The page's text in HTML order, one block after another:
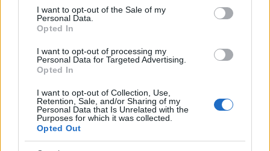
consent section.
I want to opt-out of the Sale of my
Personal Data.
Opted In
I want to opt-out of processing my
Personal Data for Targeted Advertising.
Opted In
I want to opt-out of Collection, Use,
Retention, Sale, and/or Sharing of my
Personal Data that Is Unrelated with the
Purposes for which it was collected.
Opted Out
δύο γκραν πρι μετά την έναρξη της σεζόν του
1982 στη Φόρμουλα Ένα, και ακολούθησε
πολιτική καριέρα στην Αργεντινή, ενώ απεβίωσε
στις 7 Ιουλίου 2021.